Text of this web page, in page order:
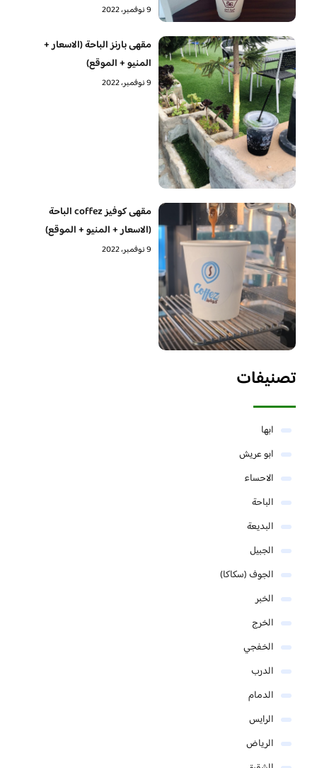
9 نوفمبر، 2022
مقهى بارنز الباحة (الاسعار +
المنيو + الموقع)
9 نوفمبر، 2022
مقهى كوفيز coffez الباحة
(الاسعار + المنيو + الموقع)
9 نوفمبر، 2022
تصنيفات
ابها
ابو عريش
الاحساء
الباحة
البديعة
الجبيل
الجوف (سكاكا)
الخبر
الخرج
الخفجي
الدرب
الدمام
الرايس
الرياض